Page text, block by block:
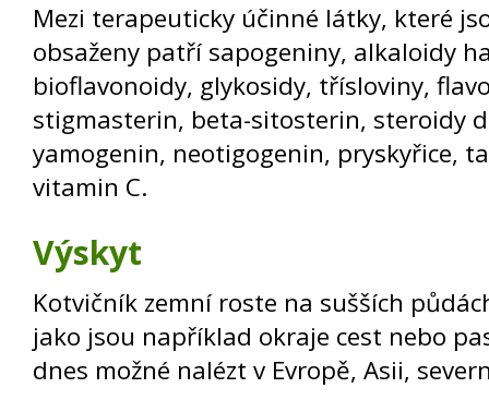
Mezi terapeuticky účinné látky, které
obsaženy patří sapogeniny, alkaloidy
bioflavonoidy, glykosidy, třísloviny,
stigmasterin, beta-sitosterin, steroidy
yamogenin, neotigogenin, pryskyřice,
vitamin C.
Výskyt
Kotvičník zemní roste na sušších
jako jsou například okraje cest nebo
dnes možné nalézt v Evropě, Asii,